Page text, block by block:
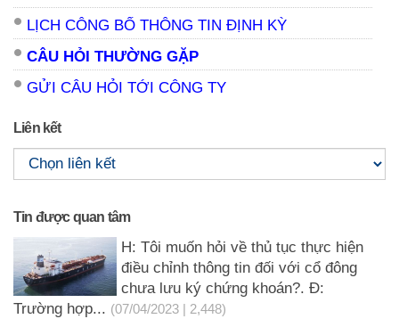
LỊCH CÔNG BỐ THÔNG TIN ĐỊNH KỲ
CÂU HỎI THƯỜNG GẶP
GỬI CÂU HỎI TỚI CÔNG TY
Liên kết
Tin được quan tâm
H: Tôi muốn hỏi về thủ tục thực hiện
điều chỉnh thông tin đối với cổ đông
chưa lưu ký chứng khoán?. Đ:
Trường hợp... (07/04/2023 | 2,448)